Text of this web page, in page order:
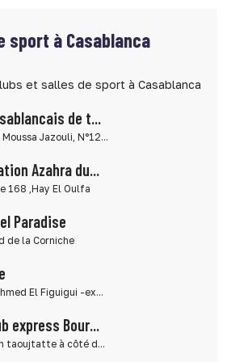
sport à Casablanca
et salles de sport à Casablanca
de t...
Jazouli, N°12...
Azahra du...
168 ,Hay El Oulfa
Paradise
de la Corniche
El Figuigui -ex...
express Bour...
taoujtatte à côté d...